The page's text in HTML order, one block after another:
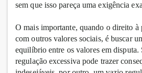
sem que isso pareça uma exigência
O mais importante, quando o direito
com outros valores sociais, é buscar
equilíbrio entre os valores em disputa.
regulação excessiva pode trazer